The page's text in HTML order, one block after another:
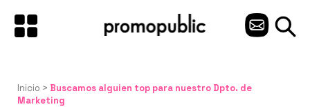
contenido
C
Inicio > Buscamos alguien top para nuestro Dpto. de
Marketing